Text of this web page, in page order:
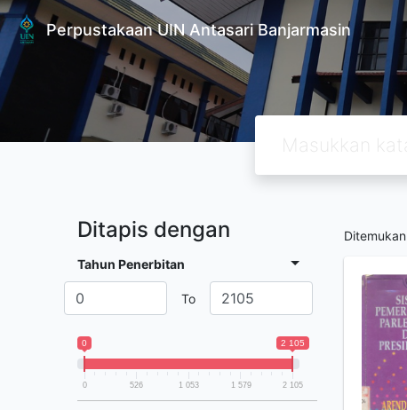
Perpustakaan UIN Antasari Banjarmasin
Ditapis dengan
Tahun Penerbitan
To
0 2 105
0 526 1 053 1 579 2 105
Ditemukan